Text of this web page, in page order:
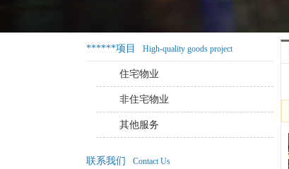
******项目 High-quality goods project
住宅物业
非住宅物业
其他服务
联系我们 Contact Us